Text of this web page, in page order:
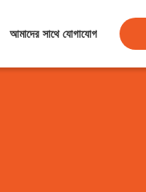
আমাদের সাথে যোগাযোগ